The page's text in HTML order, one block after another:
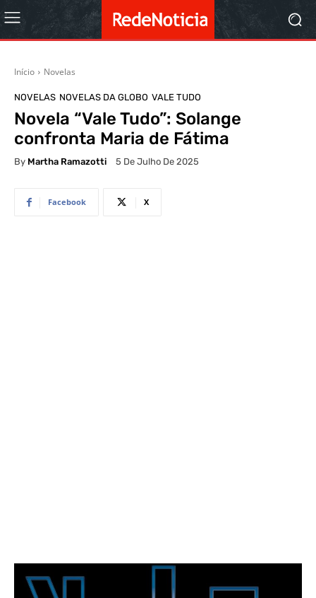
Início Novelas
NOVELAS NOVELAS DA GLOBO VALE TUDO
Novela “Vale Tudo”: Solange
confronta Maria de Fátima
By Martha Ramazotti 5 De Julho De 2025
Facebook X